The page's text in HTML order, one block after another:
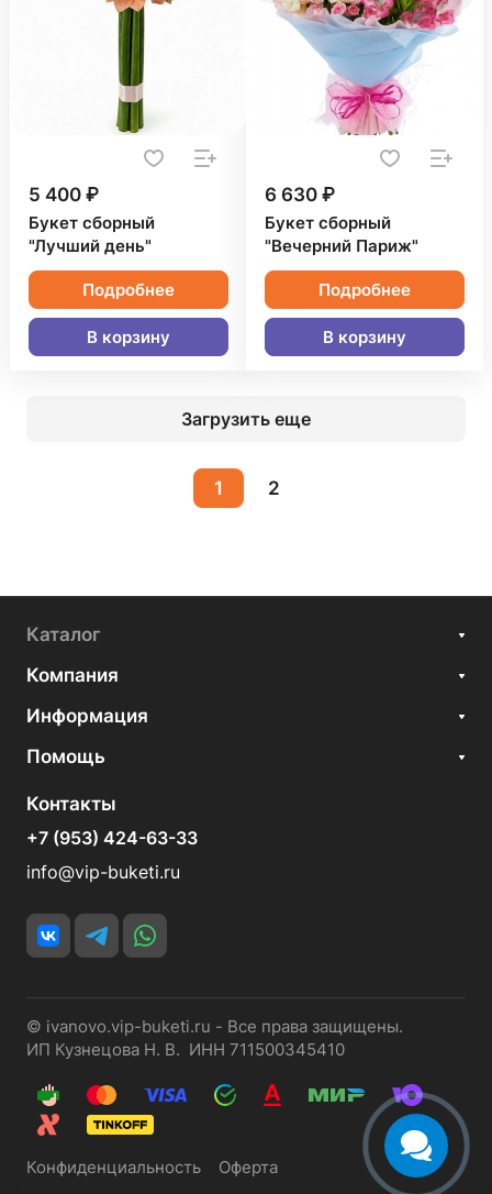
5 400 ₽
Букет сборный
"Лучший день"
Подробнее
В корзину
6 630 ₽
Букет сборный
"Вечерний Париж"
Подробнее
В корзину
Загрузить еще
1 2
Каталог
Компания
Информация
Помощь
Контакты
+7 (953) 424-63-33
info@vip-buketi.ru
© ivanovo.vip-buketi.ru - Все права защищены.
ИП Кузнецова Н. В. ИНН 711500345410
Конфиденциальность Оферта